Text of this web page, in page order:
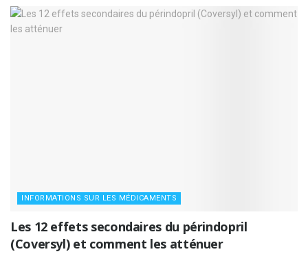
INFORMATIONS SUR LES MÉDICAMENTS
Les 12 effets secondaires du périndopril
(Coversyl) et comment les atténuer